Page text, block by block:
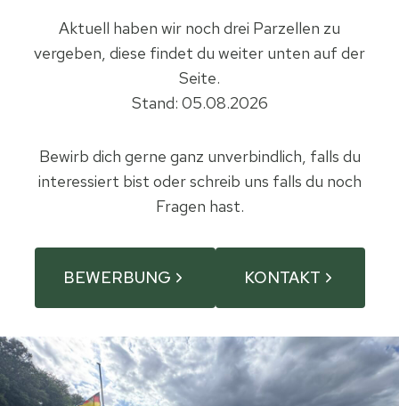
Aktuell haben wir noch drei Parzellen zu
vergeben, diese findet du weiter unten auf der
Seite.
Stand: 05.08.2026
Bewirb dich gerne ganz unverbindlich, falls du
interessiert bist oder schreib uns falls du noch
Fragen hast.
BEWERBUNG KONTAKT